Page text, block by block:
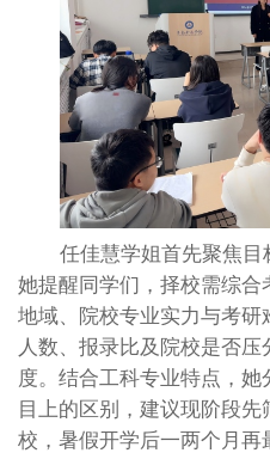
任佳慧学姐首先聚焦目
她提醒同学们，择校需综
地域、院校专业实力与考研
人数、报录比及院校是否
度。结合工科专业特点，
目上的区别，建议现阶段
校，暑假开学后一两个月